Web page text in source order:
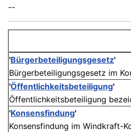
--
'Bürgerbeteiligungsgesetz'
Bürgerbeteiligungsgesetz im
'Öffentlichkeitsbeteiligung'
Öffentlichkeitsbeteiligung
'Konsensfindung'
Konsensfindung im Windkraft-